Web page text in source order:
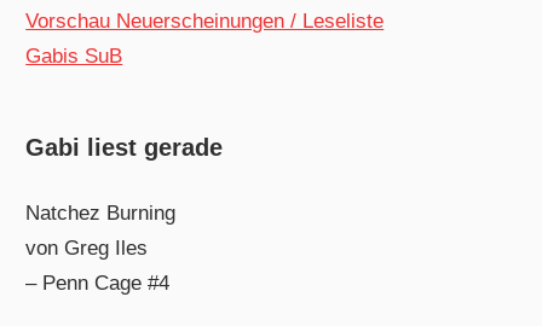
Vorschau Neuerscheinungen / Leseliste
Gabis SuB
Gabi liest gerade
Natchez Burning
von Greg Iles
– Penn Cage #4